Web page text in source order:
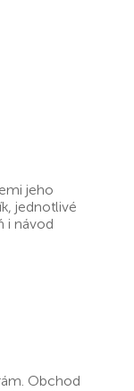
jeho
jednotlivé
i návod
Obchod